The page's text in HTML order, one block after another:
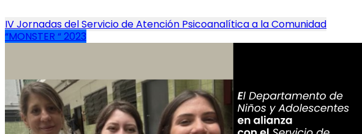
Navegación
de
IV Jornadas del Servicio de Atención Psicoanalítica a la Comunidad
“MONSTER “ 2023